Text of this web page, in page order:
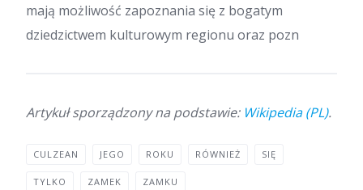
mają możliwość zapoznania się z bogatym
dziedzictwem kulturowym regionu oraz pozn
Artykuł sporządzony na podstawie: Wikipedia (PL).
CULZEAN JEGO ROKU RÓWNIEŻ SIĘ
TYLKO ZAMEK ZAMKU